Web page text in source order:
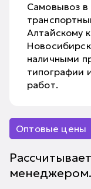
Самовывоз в
Алтайскому
наличными
типографии
работ.
Оптовые цены
менеджером.